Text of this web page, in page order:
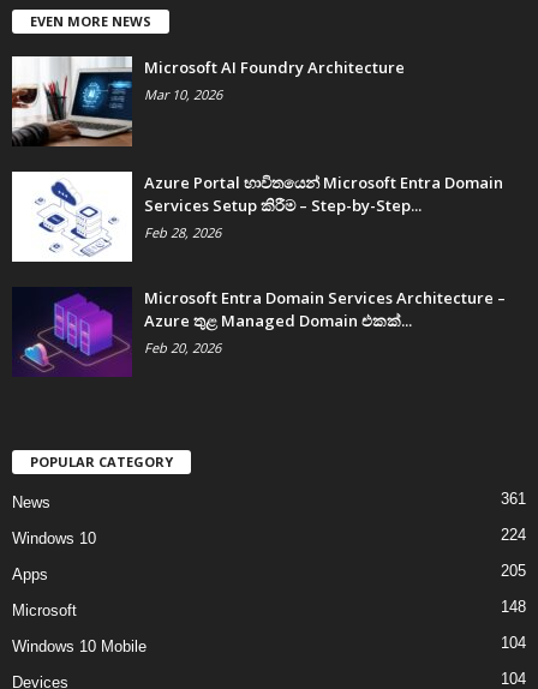
EVEN MORE NEWS
Microsoft AI Foundry Architecture
Mar 10, 2026
Azure Portal භාවිතයෙන් Microsoft Entra Domain
Services Setup කිරීම – Step-by-Step...
Feb 28, 2026
Microsoft Entra Domain Services Architecture –
Azure තුළ Managed Domain එකක්...
Feb 20, 2026
POPULAR CATEGORY
News 361
Windows 10 224
Apps 205
Microsoft 148
Windows 10 Mobile 104
Devices 104